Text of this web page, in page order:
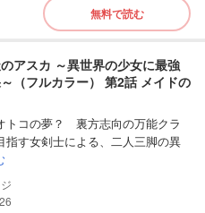
無料で読む
のアスカ ～異世界の少女に最強
（フルカラー） 第2話 メイドの
トコの夢？ 裏方志向の万能クラ
指す女剣士による、二人三脚の異